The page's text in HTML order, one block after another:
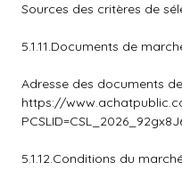
Sources des critères de
5.1.11.Documents de
Adresse des documents
https://
5.1.12.Conditions du